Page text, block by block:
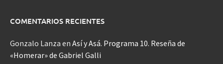
COMENTARIOS RECIENTES
Gonzalo Lanza en Así y Asá. Programa 10. Reseña de
«Homerar» de Gabriel Galli